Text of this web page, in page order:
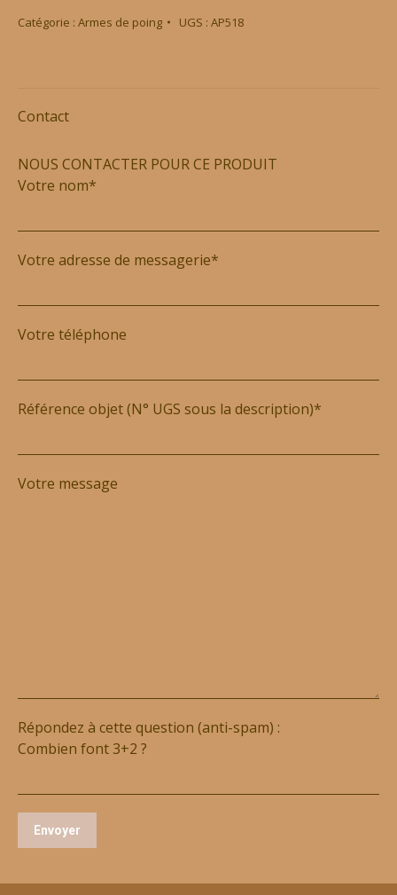
Catégorie : Armes de poing UGS : AP518
Contact
NOUS CONTACTER POUR CE PRODUIT
Votre nom*
Votre adresse de messagerie*
Votre téléphone
Référence objet (N° UGS sous la description)*
Votre message
Répondez à cette question (anti-spam) :
Combien font 3+2 ?